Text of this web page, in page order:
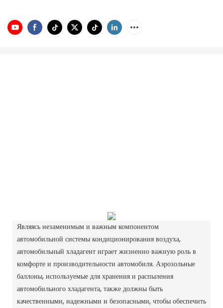
Являясь незаменимым и важным компонентом
автомобильной системы кондиционирования воздуха,
автомобильный хладагент играет жизненно важную роль в
комфорте и производительности автомобиля. Аэрозольные
баллоны, используемые для хранения и распыления
автомобильного хладагента, также должны быть
качественными, надежными и безопасными, чтобы обеспечить